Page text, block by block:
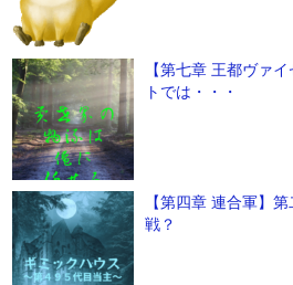
【第七章 王都ヴァ
トでは・・・
【第四章 連合軍】
戦？